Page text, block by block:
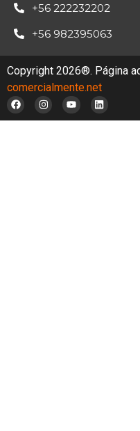
+56 222232202
+56 982395063
Copyright 2026®. Página
comercialmente.net